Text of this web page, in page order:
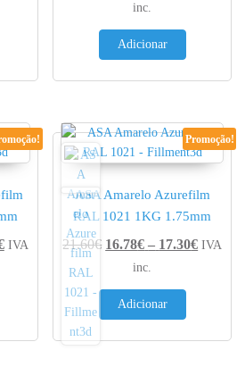
inc.
Adicionar
Price range: 16.78€ through 17.30€
IVA
Promoção!
ASA Amarelo Azurefilm
RAL 1021 1KG 1.75mm
21.60€ 16.78€ – 17.30€Price
IVA
inc.
Adicionar